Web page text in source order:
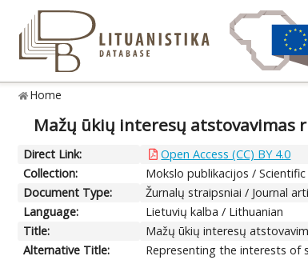
Home
Mažų ūkių interesų atstovavimas
Direct Link:
Open Access (CC) BY 4.0
Collection:
Mokslo publikacijos /
Document Type:
Žurnalų straipsniai / Journal
Language:
Lietuvių kalba / Lithuanian
Title:
Mažų ūkių interesų
Alternative Title:
Representing the interests of